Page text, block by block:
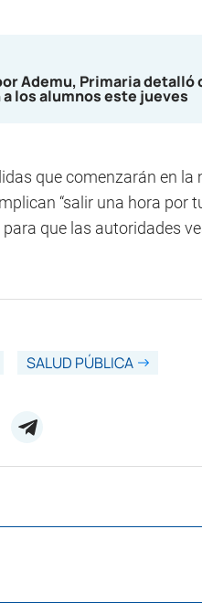
Ademu, Primaria detalló
los alumnos este jueves
que comenzarán en la
“salir una hora por
que las autoridades
SALUD PÚBLICA